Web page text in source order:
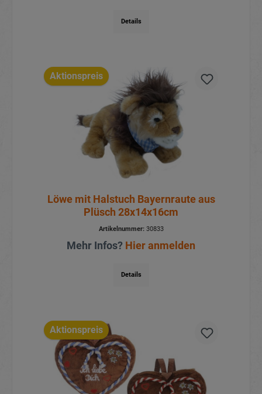
Löwe mit Halstuch Bayernraute aus
Plüsch 28x14x16cm
Artikelnummer:30833
Aktionspreis